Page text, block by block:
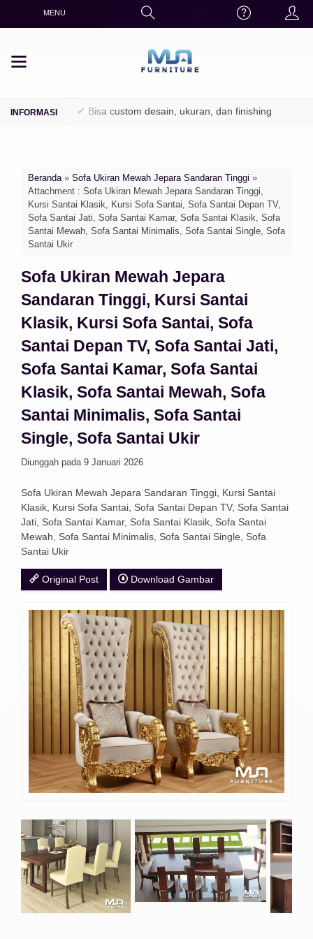
MENU
Perhutani) ✔ Bisa custom desain, ukuran, dan finishing
Beranda» Sofa Ukiran Mewah Jepara Sandaran Tinggi »
Attachment : Sofa Ukiran Mewah Jepara Sandaran Tinggi,
Kursi Santai Klasik, Kursi Sofa Santai, Sofa Santai Depan TV,
Sofa Santai Jati, Sofa Santai Kamar, Sofa Santai Klasik, Sofa
Santai Mewah, Sofa Santai Minimalis, Sofa Santai Single, Sofa
Santai Ukir
Sofa Ukiran Mewah Jepara
Sandaran Tinggi, Kursi Santai
Klasik, Kursi Sofa Santai, Sofa
Santai Depan TV, Sofa Santai Jati,
Sofa Santai Kamar, Sofa Santai
Klasik, Sofa Santai Mewah, Sofa
Santai Minimalis, Sofa Santai
Single, Sofa Santai Ukir
Diunggah pada 9 Januari 2026
Sofa Ukiran Mewah Jepara Sandaran Tinggi, Kursi Santai
Klasik, Kursi Sofa Santai, Sofa Santai Depan TV, Sofa Santai
Jati, Sofa Santai Kamar, Sofa Santai Klasik, Sofa Santai
Mewah, Sofa Santai Minimalis, Sofa Santai Single, Sofa
Santai Ukir
Original Post Download Gambar